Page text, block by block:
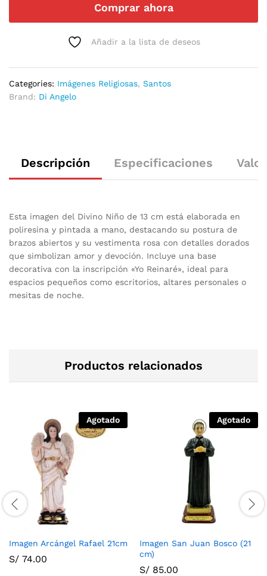
Comprar ahora
Añadir a la lista de deseos
Categories: Imágenes Religiosas, Santos
Brand: Di Angelo
Descripción Especificaciones
Esta imagen del Divino Niño de 13 cm está elaborada en
poliresina y pintada a mano, destacando su postura de
brazos abiertos y su vestimenta rosa con detalles dorados
que simbolizan amor y devoción. Incluye una base
decorativa con la inscripción «Yo Reinaré», ideal para
espacios pequeños como escritorios, altares personales o
mesitas de noche.
Productos relacionados
Agotado
Imagen Arcángel Rafael 21cm
S/ 74.00
Agotado
Imagen San Juan Bosco (21
cm)
S/ 85.00